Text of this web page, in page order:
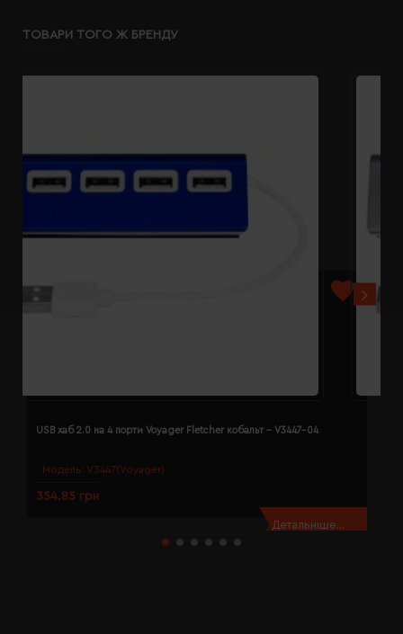
ТОВАРИ ТОГО Ж БРЕНДУ
Модель: V3447(Voyager)
USB хаб 2.0 на 4 порти Voyager Fletcher кобальт - V3447-04
354.85 грн
Детальніше...